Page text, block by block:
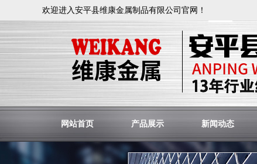
欢迎进入安平县维康金属制品有限公司官网！
网站首页 产品展示 新闻动态